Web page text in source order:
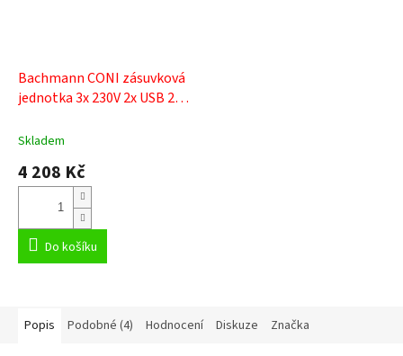
Bachmann CONI zásuvková
jednotka 3x 230V 2x USB 2x
Skladem
4 208 Kč
Do košíku
Popis Podobné (4) Hodnocení Diskuze Značka